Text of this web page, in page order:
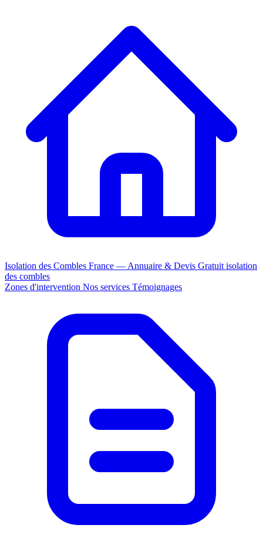
Isolation des Combles France — Annuaire & Devis Gratuit isolation
des combles
Zones d'intervention Nos services Témoignages